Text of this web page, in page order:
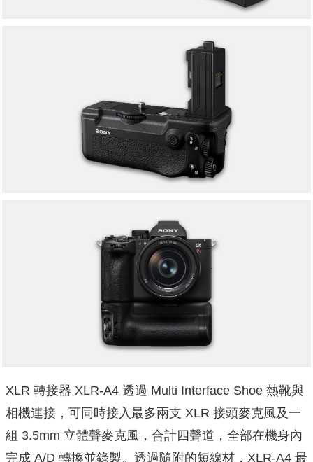
XLR 轉接器 XLR-A4 透過 Multi Interface Shoe 熱靴與
相機連接，可同時接入最多兩支 XLR 接頭麥克風及一
組 3.5mm 立體聲麥克風，合計四聲道，全部在機身內
完成 A/D 轉換並錄製。透過隨附的短線材，XLR-A4 最